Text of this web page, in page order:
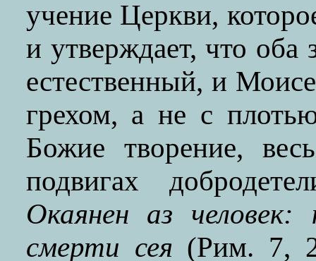
учение Церкви,
и утверждает, что
естественный, и
грехом, а не с
Божие творение,
подвигах
Окаянен аз
смерти сея (Рим. 7,